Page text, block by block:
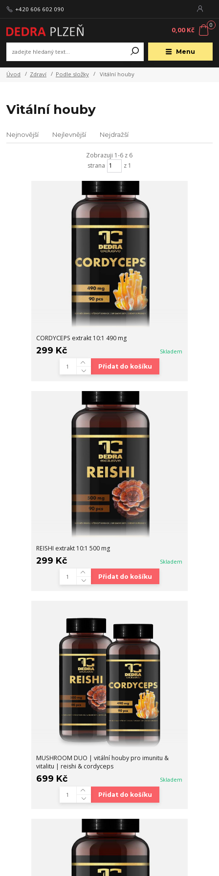
Menu
+420 606 602 090
0
0,00 Kč
Úvod Zdraví Podle složky Vitální houby
Vitální houby
Nejnovější Nejlevnější Nejdražší
Zobrazuji 1-6 z 6
strana
z 1
CORDYCEPS extrakt 10:1 490 mg
299 Kč Skladem
Přidat do košíku
REISHI extrakt 10:1 500 mg
299 Kč Skladem
Přidat do košíku
MUSHROOM DUO | vitální houby pro imunitu &
vitalitu | reishi & cordyceps
699 Kč Skladem
Přidat do košíku